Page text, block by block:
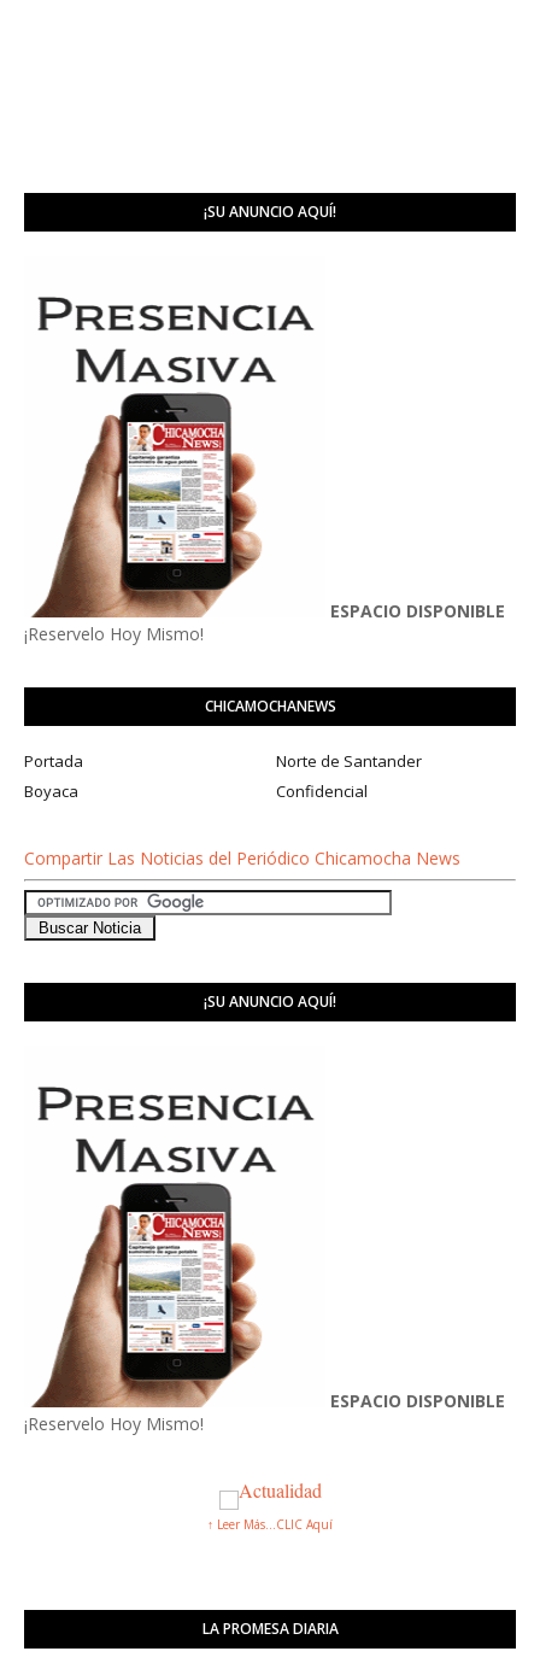
¡SU ANUNCIO AQUÍ!
ESPACIO DISPONIBLE
¡Reservelo Hoy Mismo!
CHICAMOCHANEWS
Portada
Norte de Santander
Boyaca
Confidencial
Compartir Las Noticias del Periódico Chicamocha News
¡SU ANUNCIO AQUÍ!
ESPACIO DISPONIBLE
¡Reservelo Hoy Mismo!
↑ Leer Más...CLIC Aquí
LA PROMESA DIARIA